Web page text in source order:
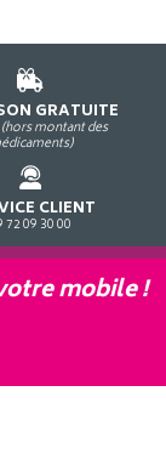
GRATUITE
(hors montant des
CLIENT
72 09 30 00
mobile !